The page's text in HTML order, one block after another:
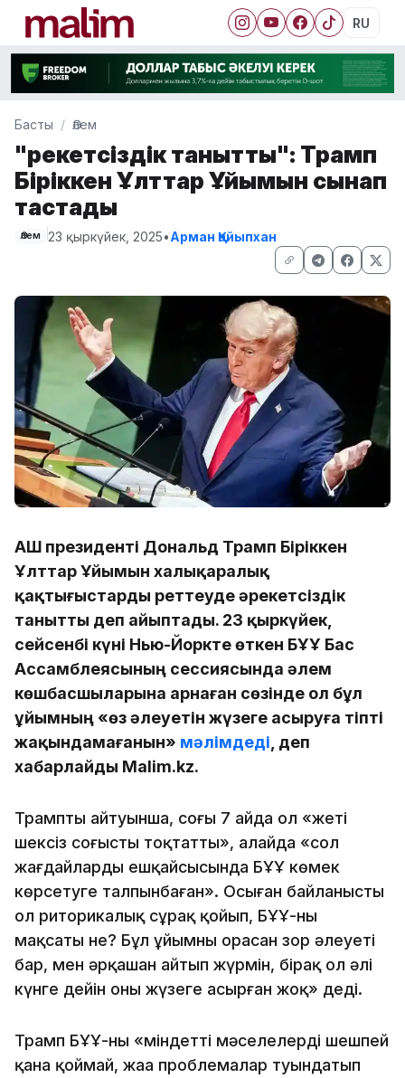
RU
Басты Әлем
"Әрекетсіздік танытты": Трамп
Біріккен Ұлттар Ұйымын сынап
тастады
Әлем 23 қыркүйек, 2025•Арман Қайыпхан
АҚШ президенті Дональд Трамп Біріккен
Ұлттар Ұйымын халықаралық
қақтығыстарды реттеуде әрекетсіздік
танытты деп айыптады. 23 қыркүйек,
сейсенбі күні Нью-Йоркте өткен БҰҰ Бас
Ассамблеясының сессиясында әлем
көшбасшыларына арнаған сөзінде ол бұл
ұйымның «өз әлеуетін жүзеге асыруға тіпті
жақындамағанын» мәлімдеді , деп
хабарлайды Malim.kz.
Трамптың айтуынша, соңғы 7 айда ол «жеті
шексіз соғысты тоқтатты», алайда «сол
жағдайлардың ешқайсысында БҰҰ көмек
көрсетуге талпынбаған». Осыған байланысты
ол риторикалық сұрақ қойып, БҰҰ-ның
мақсаты не? Бұл ұйымның орасан зор әлеуеті
бар, мен әрқашан айтып жүрмін, бірақ ол әлі
күнге дейін оны жүзеге асырған жоқ» деді.
Трамп БҰҰ-ны «міндетті мәселелерді шешпей
қана қоймай, жаңа проблемалар туындатып